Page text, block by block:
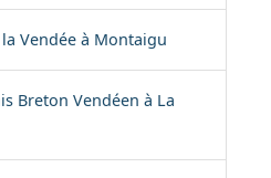
Vendée à Montaigu
Breton Vendéen à La